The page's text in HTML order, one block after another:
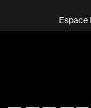
Espace